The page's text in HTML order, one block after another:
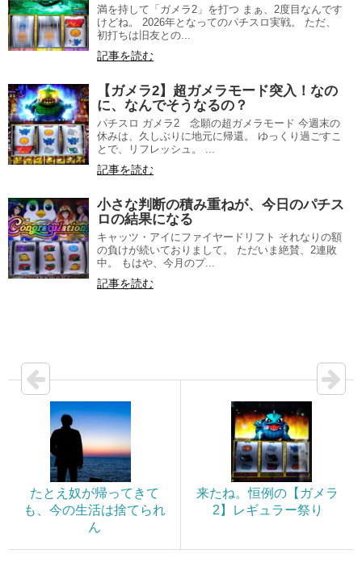
満を持して「ガメラ2」を打つ まぁ、2度目なんです
けどね。 2026年となってのパチスロ実戦。 ただ、
初打ちは旧友との...
記事を読む
【ガメラ2】超ガメラモード突入！なの
に、なんでそうなるの？
パチスロ ガメラ2 念願の超ガメラモード 今週末の
休みは、久しぶりに地元に帰還。 ゆっくり過ごすこ
とで、リフレッシュ。 ...
記事を読む
小さな判断の積み重ねが、今日のパチス
ロの結果になる
キャッツ・アイにファイヤードリフト それなりの額
の負けが続いておりまして。 ただいま絶賛、2連敗
中。 もはや、今月のプ...
記事を読む
たとえ奴が帰ってきて
も、今の生活は捨てられ
ん
来たね。恒例の【ガメラ
2】レギュラー祭り